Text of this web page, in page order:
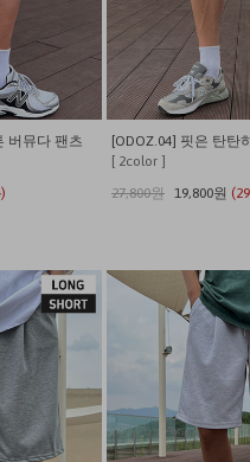
버뮤다 팬츠
[ 2color ]
27,800원 19,800원